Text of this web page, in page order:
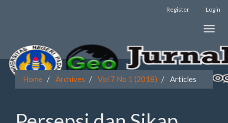
to
page
content
Navigation
Register Login
Toggle
Home Archives Vol 7 No 1 (2018) Articles